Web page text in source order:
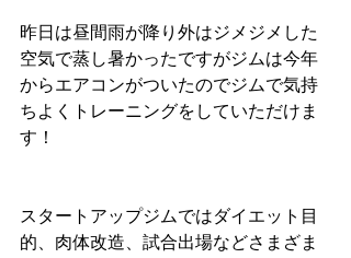
昨日は昼間雨が降り外はジメジメした
空気で蒸し暑かったですがジムは今年
からエアコンがついたのでジムで気持
ちよくトレーニングをしていただけま
す！
スタートアップジムではダイエット目
的、肉体改造、試合出場などさまざま